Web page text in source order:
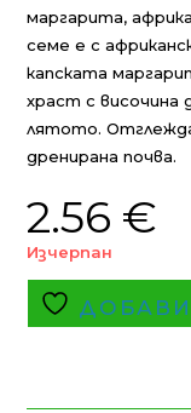
мapгapитa,
семе e c
капската
храст с
лятото.
дренирана почва.
2.56 €
Изчерпан